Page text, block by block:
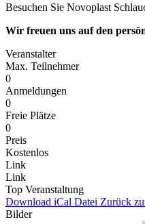
Besuchen Sie Novoplast
Wir freuen uns auf den
Veranstalter
Max. Teilnehmer
0
Anmeldungen
0
Freie Plätze
0
Preis
Kostenlos
Link
Link
Top Veranstaltung
Download iCal Datei Zurück
Bilder